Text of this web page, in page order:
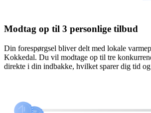
Modtag op til 3 personlige tilbud
Din forespørgsel bliver delt med lokale
Kokkedal. Du vil modtage op til tre
direkte i din indbakke, hvilket sparer dig tid